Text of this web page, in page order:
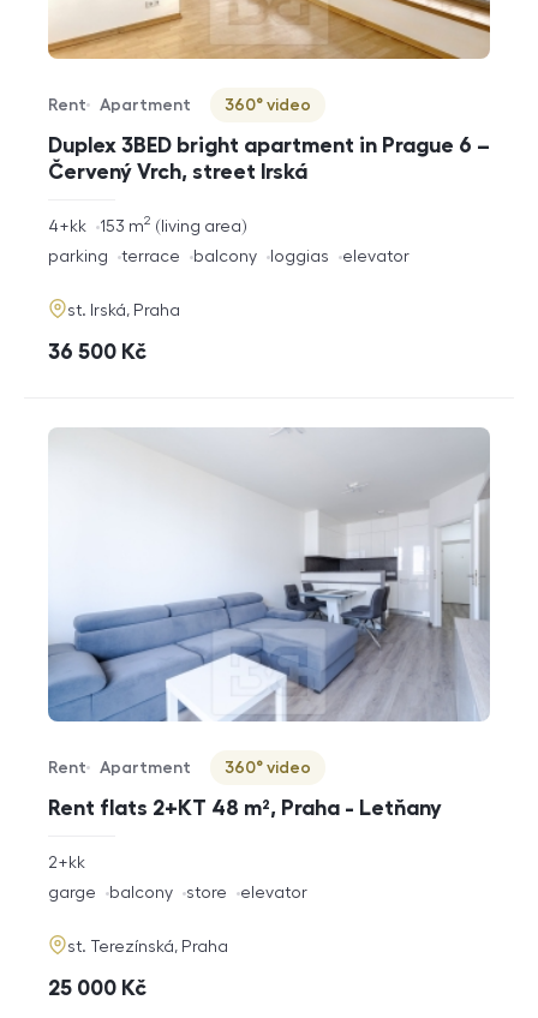
Duplex 3BED bright apartment in Prague 6 –
Červený Vrch, street Irská
Offer type
Rent
Property type
Apartment
Virtuální prohlídka
360° video
rozměry
disposition
4+kk living area
153 m2
funkce
parking terrace balcony loggias elevator
adresa
st. Irská, Praha
cena
36 500 Kč
Rent flats 2+KT 48 m², Praha - Letňany
Offer type
Rent
Property type
Apartment
Virtuální prohlídka
360° video
rozměry
2+kk
funkce
garge balcony store elevator
adresa
st. Terezínská, Praha
cena
25 000 Kč